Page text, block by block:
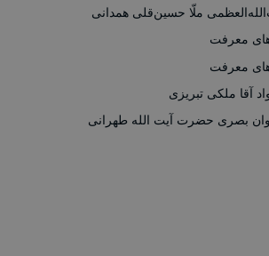
ملّا حسین‌قلی همدانی
معرفت
معرفت
آقا ملکی تبریزی
بصری حضرت آیت الله طهرانی